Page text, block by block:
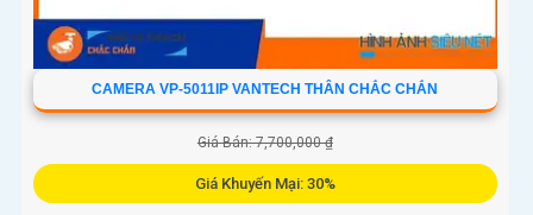
CAMERA VP-5011IP VANTECH THÂN CHẮC CHẮN
Giá Bán: 7,700,000 ₫
Giá Khuyến Mại: 30%